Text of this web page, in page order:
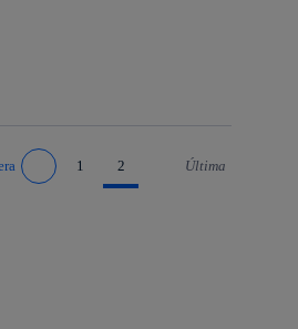
Ir a página anterior
1 2
Ir a página siguiente
Última